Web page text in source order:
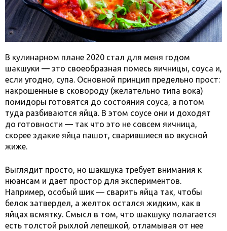
В кулинарном плане 2020 стал для меня годом
шакшуки — это своеобразная помесь яичницы, соуса и,
если угодно, супа. Основной принцип предельно прост:
накрошенные в сковороду (желательно типа вока)
помидоры готовятся до состояния соуса, а потом
туда разбиваются яйца. В этом соусе они и доходят
до готовности — так что это не совсем яичница,
скорее эдакие яйца пашот, сварившиеся во вкусной
жиже.
Выглядит просто, но шакшука требует внимания к
нюансам и дает простор для экспериментов.
Например, особый шик — сварить яйца так, чтобы
белок затвердел, а желток остался жидким, как в
яйцах всмятку. Смысл в том, что шакшуку полагается
есть толстой рыхлой лепешкой, отламывая от нее